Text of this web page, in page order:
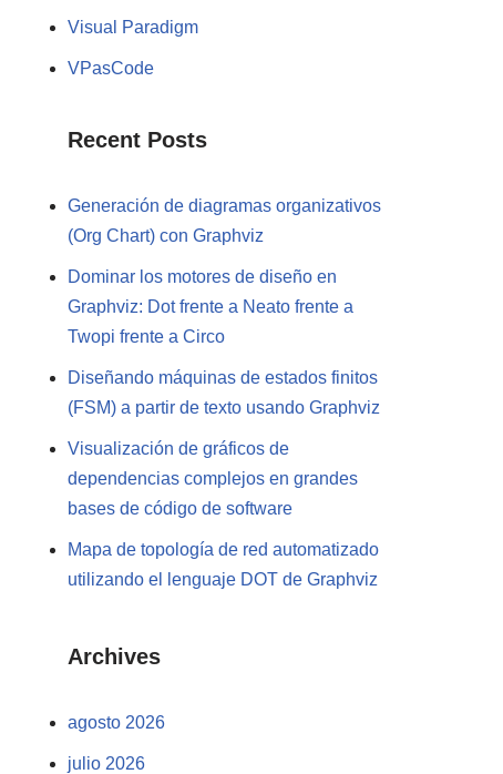
Visual Paradigm
VPasCode
Recent Posts
Generación de diagramas organizativos
(Org Chart) con Graphviz
Dominar los motores de diseño en
Graphviz: Dot frente a Neato frente a
Twopi frente a Circo
Diseñando máquinas de estados finitos
(FSM) a partir de texto usando Graphviz
Visualización de gráficos de
dependencias complejos en grandes
bases de código de software
Mapa de topología de red automatizado
utilizando el lenguaje DOT de Graphviz
Archives
agosto 2026
julio 2026